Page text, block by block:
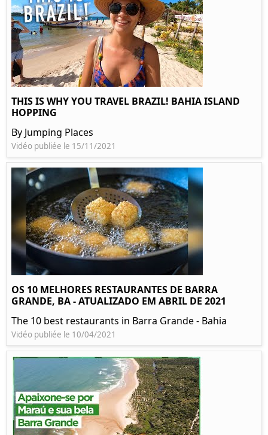
THIS IS WHY YOU TRAVEL BRAZIL! BAHIA ISLAND
HOPPING
By Jumping Places
Vidéo publiée le 15/11/2021
OS 10 MELHORES RESTAURANTES DE BARRA
GRANDE, BA - ATUALIZADO EM ABRIL DE 2021
The 10 best restaurants in Barra Grande - Bahia
Vidéo publiée le 10/04/2021